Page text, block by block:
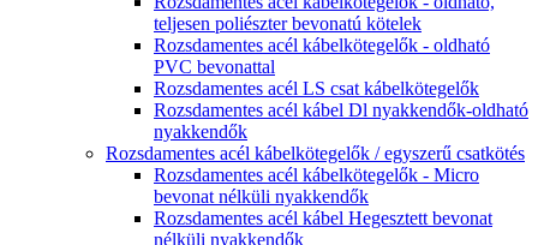
teljesen poliészter bevonatú kötelek
Rozsdamentes acél kábelkötegelők - oldható
PVC bevonattal
Rozsdamentes acél LS csat kábelkötegelők
Rozsdamentes acél kábel Dl nyakkendők-oldható
nyakkendők
Rozsdamentes acél kábelkötegelők / egyszerű csatkötés
Rozsdamentes acél kábelkötegelők - Micro
bevonat nélküli nyakkendők
Rozsdamentes acél kábel Hegesztett bevonat
nélküli nyakkendők